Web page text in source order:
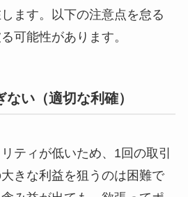
ます。以下の注意点を怠る
可能性があります。
い（適切な利確）
ティが低いため、1回の取引
きな利益を狙うのは困難で